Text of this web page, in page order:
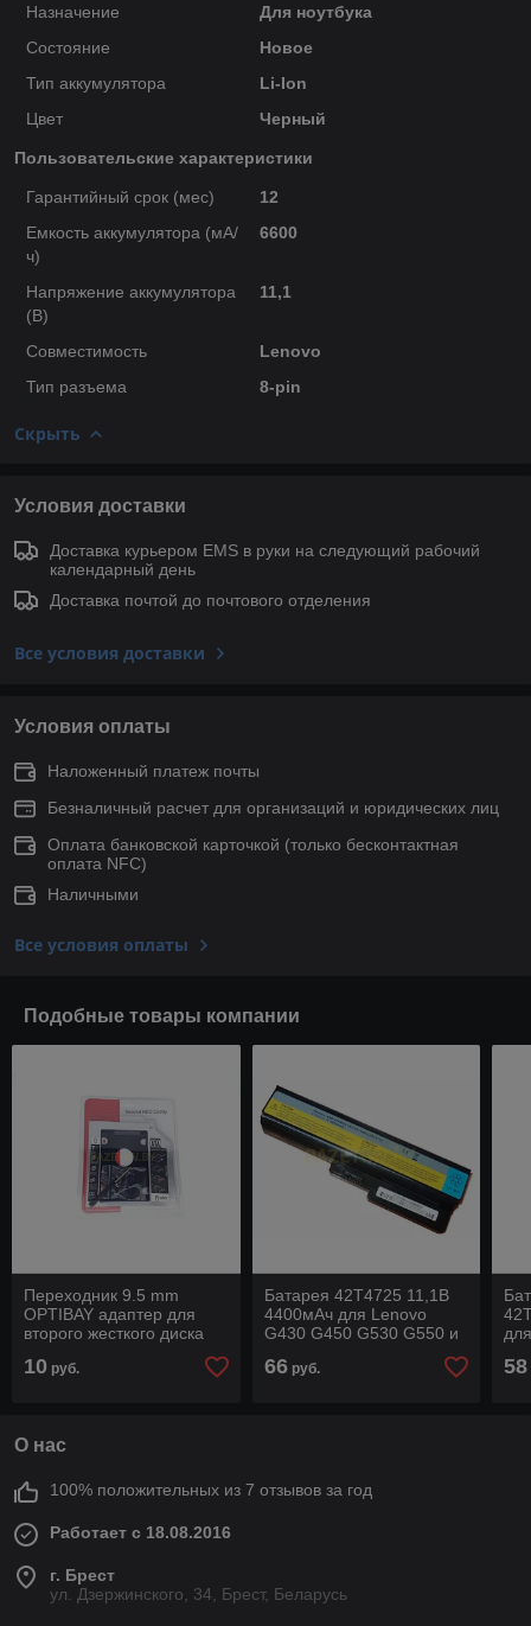
Назначение
Для ноутбука
Состояние
Новое
Тип аккумулятора
Li-Ion
Цвет
Черный
Пользовательские характеристики
Гарантийный срок (мес)
12
Емкость аккумулятора (мА/
ч)
6600
Напряжение аккумулятора
(В)
11,1
Совместимость
Lenovo
Тип разъема
8-pin
Скрыть
Условия доставки
Доставка курьером EMS в руки на следующий рабочий
календарный день
Доставка почтой до почтового отделения
Все условия доставки
Условия оплаты
Наложенный платеж почты
Безналичный расчет для организаций и юридических лиц
Оплата банковской карточкой (только беcконтактная
оплата NFC)
Наличными
Все условия оплаты
Подобные товары компании
Переходник 9.5 mm
OPTIBAY адаптер для
второго жесткого диска
Dell Fujitsu HP Lenovo
10 руб.
Батарея 42T4725 11,1В
4400мАч для Lenovo
G430 G450 G530 G550 и
66руб. 58
О нас
100% положительных из 7 отзывов за год
Работает с 18.08.2016
г. Брест
ул. Дзержинского, 34, Брест, Беларусь